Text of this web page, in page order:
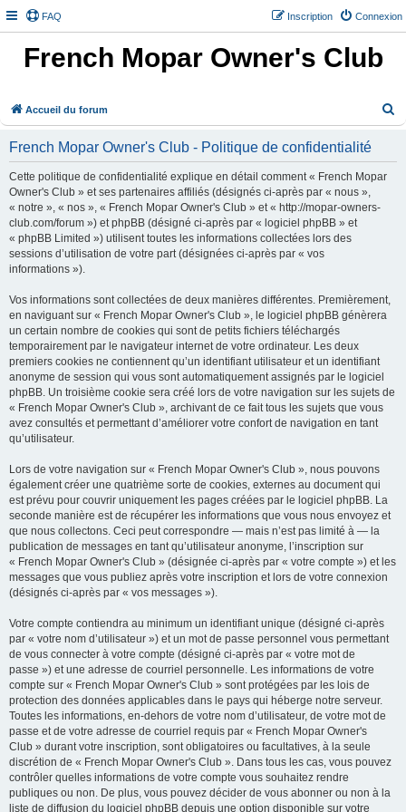
FAQ Connexion
Inscription
French Mopar Owner's Club
Accueil du forum
French Mopar Owner's Club - Politique de confidentialité
Cette politique de confidentialité explique en détail comment « French Mopar
Owner's Club » et ses partenaires affiliés (désignés ci-après par « nous »,
« notre », « nos », « French Mopar Owner's Club » et « http://mopar-owners-
club.com/forum ») et phpBB (désigné ci-après par « logiciel phpBB » et
« phpBB Limited ») utilisent toutes les informations collectées lors des
sessions d’utilisation de votre part (désignées ci-après par « vos
informations »).
Vos informations sont collectées de deux manières différentes. Premièrement,
en naviguant sur « French Mopar Owner's Club », le logiciel phpBB génèrera
un certain nombre de cookies qui sont de petits fichiers téléchargés
temporairement par le navigateur internet de votre ordinateur. Les deux
premiers cookies ne contiennent qu’un identifiant utilisateur et un identifiant
anonyme de session qui vous sont automatiquement assignés par le logiciel
phpBB. Un troisième cookie sera créé lors de votre navigation sur les sujets de
« French Mopar Owner's Club », archivant de ce fait tous les sujets que vous
avez consultés et permettant d’améliorer votre confort de navigation en tant
qu’utilisateur.
Lors de votre navigation sur « French Mopar Owner's Club », nous pouvons
également créer une quatrième sorte de cookies, externes au document qui
est prévu pour couvrir uniquement les pages créées par le logiciel phpBB. La
seconde manière est de récupérer les informations que vous nous envoyez et
que nous collectons. Ceci peut correspondre — mais n’est pas limité à — la
publication de messages en tant qu’utilisateur anonyme, l’inscription sur
« French Mopar Owner's Club » (désignée ci-après par « votre compte ») et les
messages que vous publiez après votre inscription et lors de votre connexion
(désignés ci-après par « vos messages »).
Votre compte contiendra au minimum un identifiant unique (désigné ci-après
par « votre nom d’utilisateur ») et un mot de passe personnel vous permettant
de vous connecter à votre compte (désigné ci-après par « votre mot de
passe ») et une adresse de courriel personnelle. Les informations de votre
compte sur « French Mopar Owner's Club » sont protégées par les lois de
protection des données applicables dans le pays qui héberge notre serveur.
Toutes les informations, en-dehors de votre nom d’utilisateur, de votre mot de
passe et de votre adresse de courriel requis par « French Mopar Owner's
Club » durant votre inscription, sont obligatoires ou facultatives, à la seule
discrétion de « French Mopar Owner's Club ». Dans tous les cas, vous pouvez
contrôler quelles informations de votre compte vous souhaitez rendre
publiques ou non. De plus, vous pouvez décider de vous abonner ou non à la
liste de diffusion du logiciel phpBB depuis une option disponible sur votre